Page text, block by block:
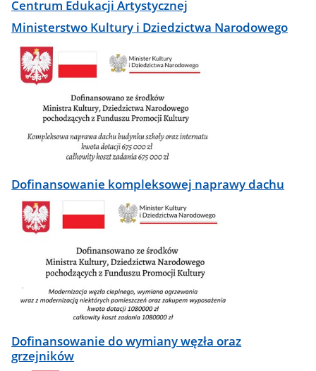
Centrum Edukacji Artystycznej
Ministerstwo Kultury i Dziedzictwa Narodowego
Dofinansowanie kompleksowej naprawy dachu
Dofinansowanie do wymiany węzła oraz
grzejników